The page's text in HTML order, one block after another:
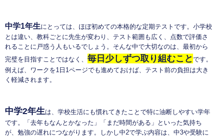
中学1年生にとっては、ほぼ初めての本格的な定期テストです。小学校
とは違い、教科ごとに先生が変わり、テスト範囲も広く、点数で評価さ
れることに戸惑う人もいるでしょう。そんな中で大切なのは、最初から
完璧を目指すことではなく、 毎日少しずつ取り組むこと です。
例えば、ワークを1日1ページでも進めておけば、テスト前の負担は大き
く軽減されます。
中学2年生は、学校生活にも慣れてきたことで特に油断しやすい学年
です。「去年もなんとかなった」「まだ時間がある」といった気持ち
が、勉強の遅れにつながります。しかし中2で学ぶ内容は、中3や受験に